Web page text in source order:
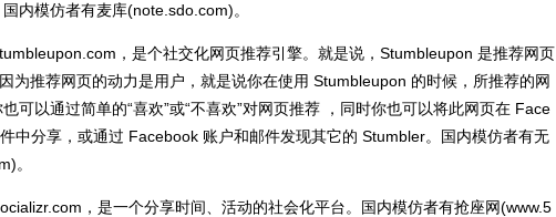
内模仿者有麦库(note.sdo.com)。
，是个社交化网页推荐引擎。就是说，Stumbleupon 是推荐网页
为推荐网页的动力是用户，就是说你在使用 Stumbleupon 的时候，所推荐的网
可以通过简单的“喜欢”或“不喜欢”对网页推荐 ，同时你也可以将此网页在 Face
中分享，或通过 Facebook 账户和邮件发现其它的 Stumbler。国内模仿者有无
。
，是一个分享时间、活动的社会化平台。国内模仿者有抢座网(www.5